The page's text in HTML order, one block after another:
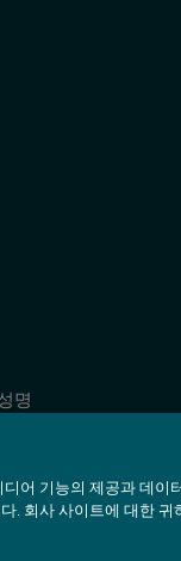
명
디어 기능의 제공과 데이
. 회사 사이트에 대한